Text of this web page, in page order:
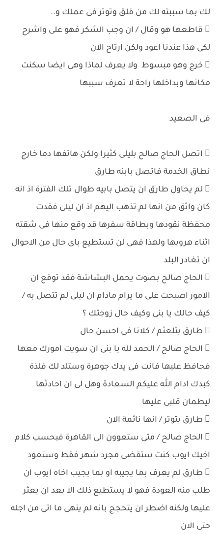
لك بما سببته لك من قلق وتوتر فى عملك و..
 قاطعها هو وقال / ان وجب الشكر فهو على واشرح
لكى هذا عندنا اعود ولكن ارتاح الان
 خرج وهو مبسوط ولا يعرف لماذا وهى ايضا سكنت
مكانها وبداخلها راحة لا تعرف سببها
فى الصعيد
 اتصل الحاج صالح بليلى كثيرا ولكن هاتفها دما خارج
نطاق الخدمة فاتصل بابنه طارق
 لم يحاول طارق ان يتصل بابيه طوال تلك الفترة اذ انه
كان واثق من انها لم تذهب اليهم اذ ان ليلى فقدت
محفظة نقودها وبطاقة سفرها قد وقع منها فى شقته
اثناء هروبها ولهذا فهى لن تستطيع باى حال من الاحوال
ان تغادر البلد
 الحاج صالح بصوت يحمل البشاشة فقد توقع ان
الامور اصبحت على ما يرام مادام ان ليلى لم تتصل به /
كيف حالك يا بنى وكيف حال زوجتك ؟
 طارق بتلعثم / كلانا فى احسن حال
 الحاج صالح / الحمد لله يا بنى ان سويت امورك معها
فحافظ عليها فانت فى يدك جوهرة وستلد لك فلذة
كبدك ادام الله عليكم السعادة وهل لى ان احادثها
ليطمان قلبى عليها
 طارق بتوتر / انها نائمة الان
 الحاج صالح / متى ستعوون الى القاهرة فبحسب كلام
اخيك ايوب كنت ستقضى مجرد شهر فقط وستعود
 طارق لم يعرف بما يجيبه او بما يجيب اخاه ايوب ان
طلب منه العودة فهو لا يستطيع ذلك الا بعد ان يعثر
عليها ولكنه اضطر ان يتحجج بانه لم ينهى ما اتى من اجله
حتى الان